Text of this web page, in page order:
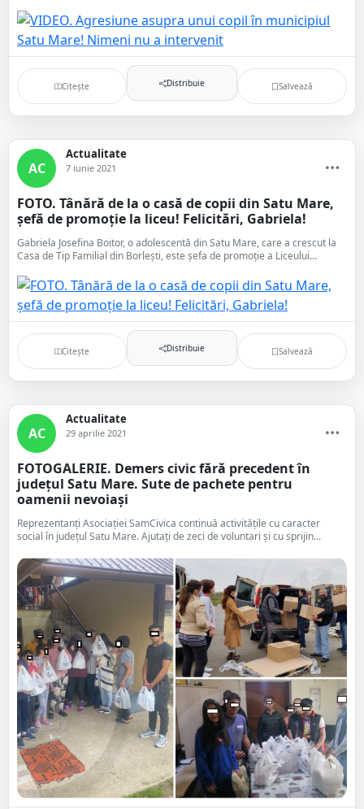
Citește Distribuie Salvează
AC
Actualitate
7 iunie 2021
FOTO. Tânără de la o casă de copii din Satu Mare,
șefă de promoție la liceu! Felicitări, Gabriela!
Gabriela Josefina Boitor, o adolescentă din Satu Mare, care a crescut la
Casa de Tip Familial din Borlești, este șefa de promoție a Liceului...
Citește Distribuie Salvează
AC
Actualitate
29 aprilie 2021
FOTOGALERIE. Demers civic fără precedent în
județul Satu Mare. Sute de pachete pentru
oamenii nevoiași
Reprezentanți Asociației SamCivica continuă activitățile cu caracter
social în județul Satu Mare. Ajutați de zeci de voluntari și cu sprijin...